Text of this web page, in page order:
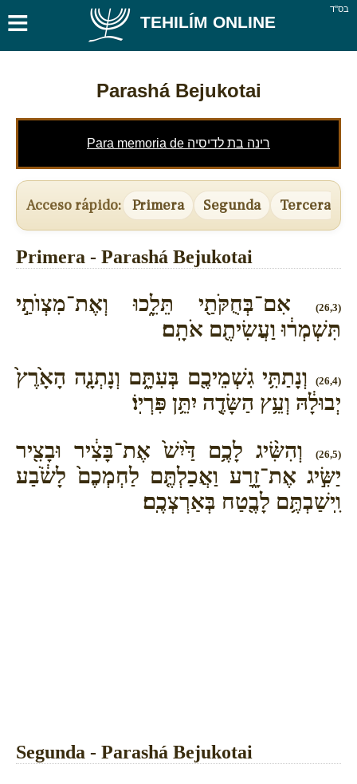
בס''ד ≡ TEHILÍM ONLINE
Parashá Bejukotai
Para memoria de רינה בת לדיסיה
Acceso rápido: Primera Segunda Tercera
Primera - Parashá Bejukotai
(26,3)
אִם־בְּחֻקֹּתַ֖י תֵּלֵ֑כוּ וְאֶת־מִצְוֺתַ֣י
תִּשְׁמְר֔וּ וַעֲשִׂיתֶ֖ם אֹתָֽם׃
(26,4)
וְנָתַתִּ֥י גִשְׁמֵיכֶ֖ם בְּעִתָּ֑ם וְנָתְנָ֤ה הָאָ֙רֶץ֙
יְבוּלָ֔הּ וְעֵ֥ץ הַשָּׂדֶ֖ה יִתֵּ֥ן פִּרְיֽוֹ׃
(26,5)
וְהִשִּׂ֨יג לָכֶ֥ם דַּ֙יִשׁ֙ אֶת־בָּצִ֔יר וּבָצִ֖יר
יַשִּׂ֣יג אֶת־זָ֑רַע וַאֲכַלְתֶּ֤ם לַחְמְכֶם֙ לָשֹׂ֔בַע
וִֽישַׁבְתֶּ֥ם לָבֶ֖טַח בְּאַרְצְכֶֽם׃
Segunda - Parashá Bejukotai